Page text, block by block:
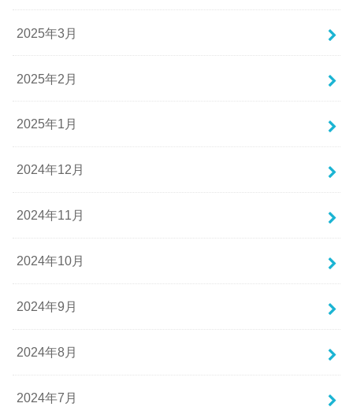
2025年3月
2025年2月
2025年1月
2024年12月
2024年11月
2024年10月
2024年9月
2024年8月
2024年7月